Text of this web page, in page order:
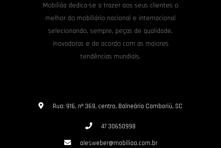
Mobiliáa dedica-se a trazer aos seus clientes o
melhor do mobiliário nacional e internacional
selecionando, sempre, peças de qualidade,
inovadoras e de acordo com as maiores
tendências mundiais.
Rua: 916, nº 369, centro, Balneário Camboriú, SC
47 30650998
alesweber@mobiliaa.com.br